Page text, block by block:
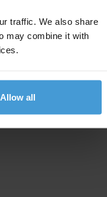
traffic. We also share
may combine it with
Allow all